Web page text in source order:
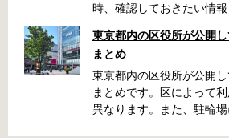
時、確認しておきたい情
くらい？なんて疑問が浮
前に確認していざという時
代田区 / 新宿区 / 品川区 /
/ 北区 / 墨田区 / 渋谷区 /
された場合 猿楽町保管場
東京都内の区役所が公開
まとめ
東京都内の区役所が公開
まとめです。区によって
異なります。また、駐輪